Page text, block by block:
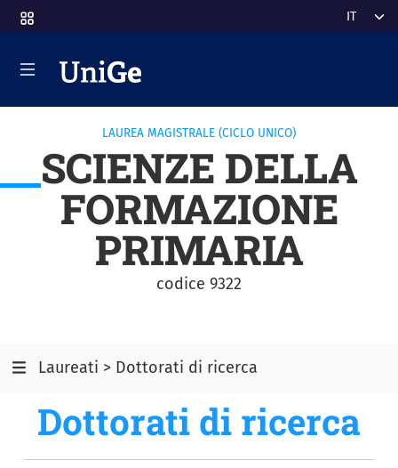
al contenuto principale Select
LAUREA MAGISTRALE (CICLO UNICO)
SCIENZE DELLA
FORMAZIONE
PRIMARIA
codice 9322
Laureati > Dottorati di ricerca
Dottorati di ricerca